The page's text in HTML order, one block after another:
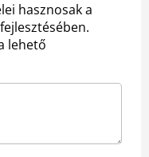
hasznosak a
lehető